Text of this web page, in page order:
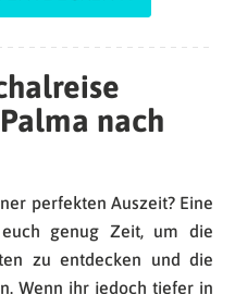
nach
perfekten Auszeit? Eine
genug Zeit, um die
zu entdecken und die
Wenn ihr jedoch tiefer in